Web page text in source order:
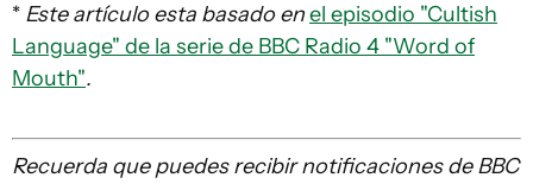
* Este artículo esta basado enel episodio "Cultish
Language" de la serie de BBC Radio 4 "Word of
Mouth".
Recuerda quepuedes recibir notificaciones de BBC